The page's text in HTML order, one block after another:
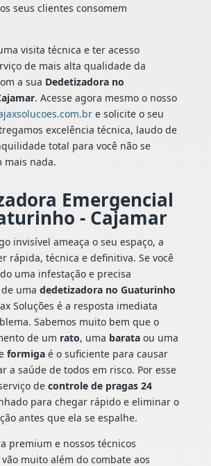
seus clientes consomem
visita técnica e ter acesso
de mais alta qualidade da
a sua Dedetizadora no
. Acesse agora mesmo o nosso
e solicite o seu
excelência técnica, laudo de
total para você não se
mais nada.
Emergencial
- Cajamar
invisível ameaça o seu espaço, a
rápida, técnica e definitiva. Se você
uma infestação e precisa
uma dedetizadora no Guaturinho
Soluções é a resposta imediata
Sabemos muito bem que o
de um rato, uma barataou uma
formigaé o suficiente para causar
a saúde de todos em risco. Por esse
de controle de pragas 24
para chegar rápido e eliminar o
antes que ela se espalhe.
premium e nossos técnicos
muito além do combate aos